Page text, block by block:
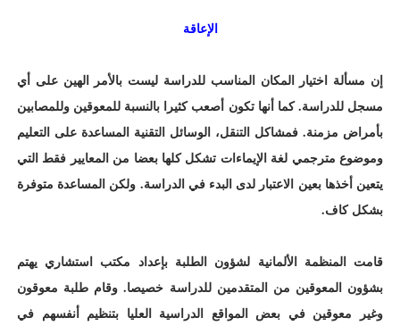
الإعاقة
إن مسألة اختيار المكان المناسب للدراسة ليست بالأمر الهين على أي
مسجل للدراسة. كما أنها تكون أصعب كثيرا بالنسبة للمعوقين وللمصابين
بأمراض مزمنة. فمشاكل التنقل، الوسائل التقنية المساعدة على التعليم
وموضوع مترجمي لغة الإيماءات تشكل كلها بعضا من المعايير فقط التي
يتعين أخذها بعين الاعتبار لدى البدء في الدراسة. ولكن المساعدة متوفرة
بشكل كاف.
قامت المنظمة الألمانية لشؤون الطلبة بإعداد مكتب استشاري يهتم
بشؤون المعوقين من المتقدمين للدراسة خصيصا. وقام طلبة معوقون
وغير معوقين في بعض المواقع الدراسية العليا بتنظيم أنفسهم في